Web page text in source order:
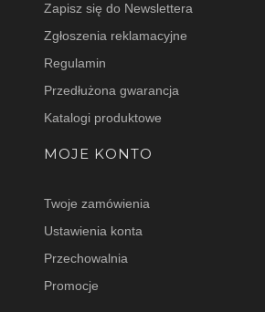
Zapisz się do Newslettera
Zgłoszenia reklamacyjne
Regulamin
Przedłużona gwarancja
Katalogi produktowe
MOJE KONTO
Twoje zamówienia
Ustawienia konta
Przechowalnia
Promocje